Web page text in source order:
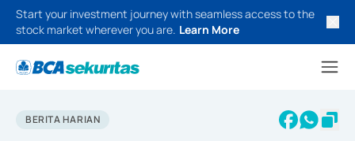
Start your investment journey with seamless access to the
stock market wherever you are. Learn More
BERITA HARIAN